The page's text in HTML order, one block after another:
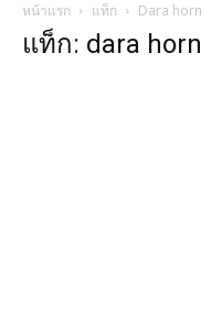
หน้าแรก แท็ก Dara horn
แท็ก: dara horn